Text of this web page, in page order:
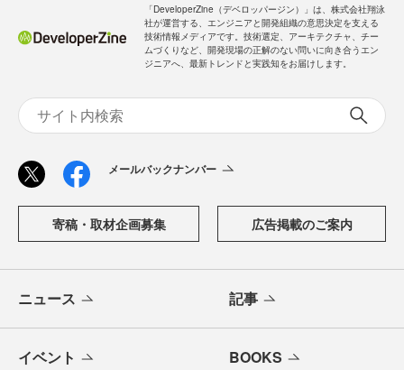
「DeveloperZine（デベロッパージン）」は、株式会社翔泳
社が運営する、エンジニアと開発組織の意思決定を支える
技術情報メディアです。技術選定、アーキテクチャ、チー
ムづくりなど、開発現場の正解のない問いに向き合うエン
ジニアへ、最新トレンドと実践知をお届けします。
メールバックナンバー
寄稿・取材企画募集 広告掲載のご案内
ニュース 記事
イベント BOOKS